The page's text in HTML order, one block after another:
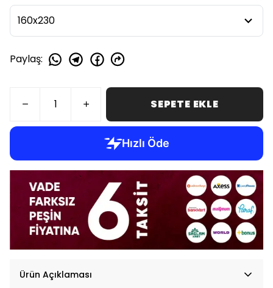
Paylaş:
SEPETE EKLE
Ürün Açıklaması